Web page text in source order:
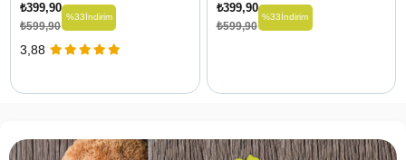
₺399,90
₺599,90
%33İndirim
3,88
₺399,90
₺599,90
%33İndirim